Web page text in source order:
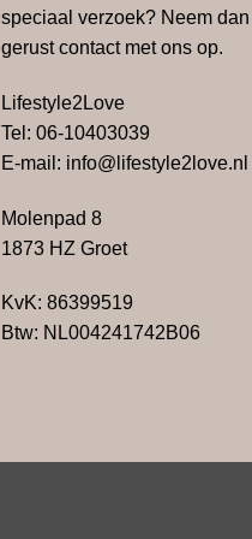
speciaal verzoek? Neem dan
gerust contact met ons op.
Lifestyle2Love
Tel: 06-10403039
E-mail: info@lifestyle2love.nl
Molenpad 8
1873 HZ Groet
KvK: 86399519
Btw: NL004241742B06